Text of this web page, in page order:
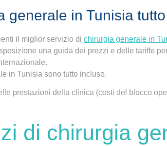
generale in Tunisia
il miglior servizio di chirurgia generale in
una guida dei prezzi e delle tariffe
in Tunisia sono tutto incluso.
prestazioni della clinica (costi del blocco
di chirurgia